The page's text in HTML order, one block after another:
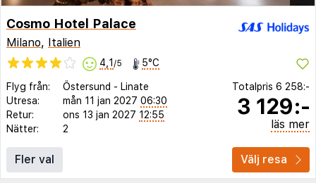
Cosmo Hotel Palace
Milano, Italien
4,1 /5 5°C
Flyg från: Östersund - Linate
Utresa:
mån 11 jan 2027 06:30
Retur:
ons 13 jan 2027 12:55
Nätter:
2
Totalpris 6 258:-
3 129:-
läs mer
Fler val Välj resa